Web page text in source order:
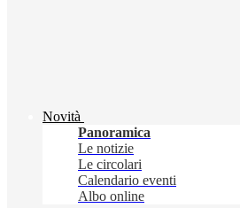
Novità
Panoramica
Le notizie
Le circolari
Calendario eventi
Albo online